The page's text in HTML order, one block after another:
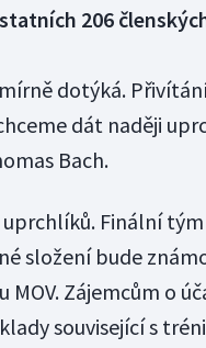
206
dotýká.
dát naději
Bach.
Finální
složení bude
Zájemcům o
související s